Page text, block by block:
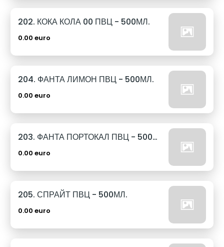
202. КОКА КОЛА 00 ПВЦ - 500МЛ.
0.00 euro
204. ФАНТА ЛИМОН ПВЦ - 500МЛ.
0.00 euro
203. ФАНТА ПОРТОКАЛ ПВЦ - 500МЛ.
0.00 euro
205. СПРАЙТ ПВЦ - 500МЛ.
0.00 euro